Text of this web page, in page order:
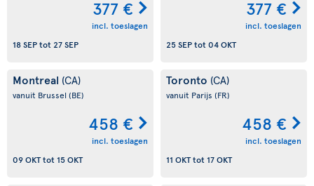
377 €
incl. toeslagen
18 SEPtot 27 SEP
377 €
incl. toeslagen
25 SEPtot 04 OKT
Montreal (CA)
vanuit Brussel (BE)
458 €
incl. toeslagen
09 OKTtot 15 OKT
Toronto (CA)
vanuit Parijs (FR)
458 €
incl. toeslagen
11 OKTtot 17 OKT